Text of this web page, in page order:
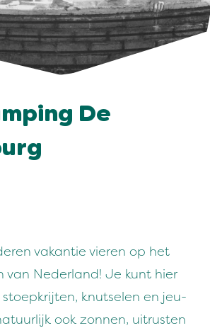
De
vakantie vieren op het
van Nederland! Je kunt hier
knutselen en jeu-
ook zonnen, uitrusten